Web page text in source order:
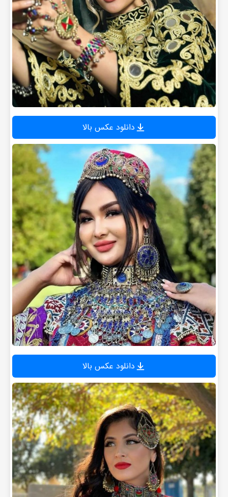
دانلود عکس بالا
دانلود عکس بالا